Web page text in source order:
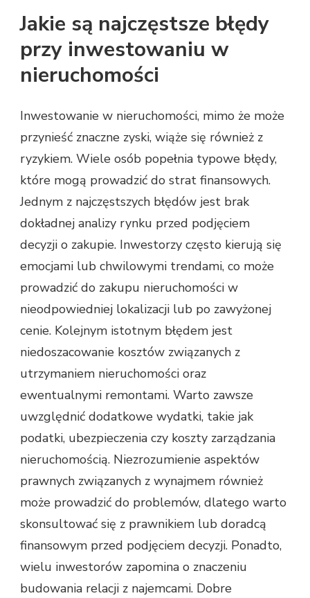
Jakie są najczęstsze błędy
przy inwestowaniu w
nieruchomości
Inwestowanie w nieruchomości, mimo że może
przynieść znaczne zyski, wiąże się również z
ryzykiem. Wiele osób popełnia typowe błędy,
które mogą prowadzić do strat finansowych.
Jednym z najczęstszych błędów jest brak
dokładnej analizy rynku przed podjęciem
decyzji o zakupie. Inwestorzy często kierują się
emocjami lub chwilowymi trendami, co może
prowadzić do zakupu nieruchomości w
nieodpowiedniej lokalizacji lub po zawyżonej
cenie. Kolejnym istotnym błędem jest
niedoszacowanie kosztów związanych z
utrzymaniem nieruchomości oraz
ewentualnymi remontami. Warto zawsze
uwzględnić dodatkowe wydatki, takie jak
podatki, ubezpieczenia czy koszty zarządzania
nieruchomością. Niezrozumienie aspektów
prawnych związanych z wynajmem również
może prowadzić do problemów, dlatego warto
skonsultować się z prawnikiem lub doradcą
finansowym przed podjęciem decyzji. Ponadto,
wielu inwestorów zapomina o znaczeniu
budowania relacji z najemcami. Dobre